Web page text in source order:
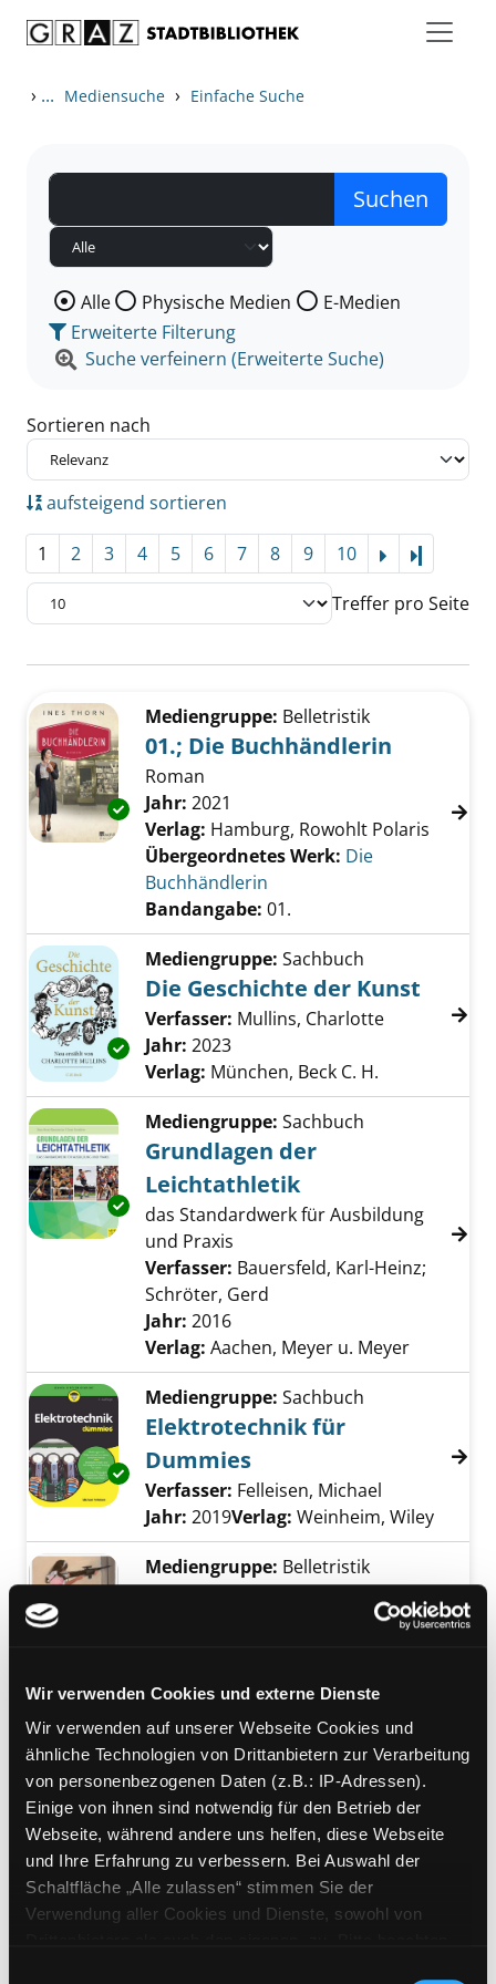
Wir verwenden Cookies und externe Dienste
Wir verwenden auf unserer Webseite Cookies und
ähnliche Technologien von Drittanbietern zur Verarbeitung
von personenbezogenen Daten (z.B.: IP-Adressen).
Einige von ihnen sind notwendig für den Betrieb der
Webseite, während andere uns helfen, diese Webseite
und Ihre Erfahrung zu verbessern. Bei Auswahl der
Schaltfläche „Alle zulassen“ stimmen Sie der
Verwendung aller Cookies und Dienste, sowohl von
› ... Mediensuche › Einfache Suche
Wählen Sie die Medienart nach der Sie suchen wollen.
Alle Physische Medien
E-Medien
Erweiterte Filterung
Suche verfeinern (Erweiterte Suche)
Sortieren nach
aufsteigend sortieren
1 2 3 4 5 6 7 8 9 10
Treffer pro Seite
Zu den Suchfiltern springen
Exemplar-Details von 01.; Die Buchhändlerin
Mediengruppe: Belletristik
01.; Die Buchhändlerin
Roman
Suche nach diesem Verfasser
Jahr: 2021
Verlag: Hamburg, Rowohlt Polaris
Übergeordnetes Werk: Die
Buchhändlerin
Bandangabe: 01.
Exemplar-Details von Die Geschichte der
Mediengruppe: Sachbuch
Die Geschichte der Kunst
Verfasser: Mullins, Charlotte Suche nach
Jahr: 2023
Verlag: München, Beck C. H.
Exemplar-Details von Grundlagen der
Mediengruppe: Sachbuch
Grundlagen der
Leichtathletik
das Standardwerk für Ausbildung
und Praxis
Verfasser: Bauersfeld, Karl-Heinz;
Schröter, Gerd
Jahr: 2016
Verlag: Aachen, Meyer u. Meyer
Exemplar-Details von Elektrotechnik für
Mediengruppe: Sachbuch
Elektrotechnik für
Dummies
Verfasser: Felleisen, Michael
Jahr: 2019Verlag: Weinheim, Wiley
Mediengruppe: Belletristik
Exemplar-Details von QED anzeigen
Mediengruppe:Sachbuch
QED
die seltsame Theorie des Lichts und
der Materie
Verfasser: Feynman, Richard P.Suche
Jahr:2022
Verlag:München, Piper-Verl.
Reihe:Piper; 31316